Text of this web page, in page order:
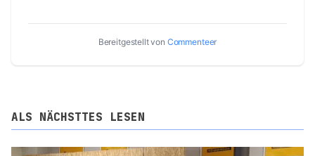
Bereitgestellt von Commenteer
ALS NÄCHSTTES LESEN